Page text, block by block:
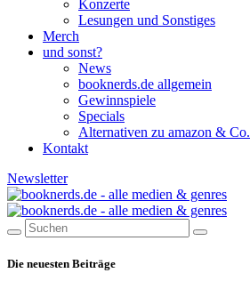
Konzerte
Lesungen und Sonstiges
Merch
und sonst?
News
booknerds.de allgemein
Gewinnspiele
Specials
Alternativen zu amazon & Co.
Kontakt
Newsletter
Die neuesten Beiträge